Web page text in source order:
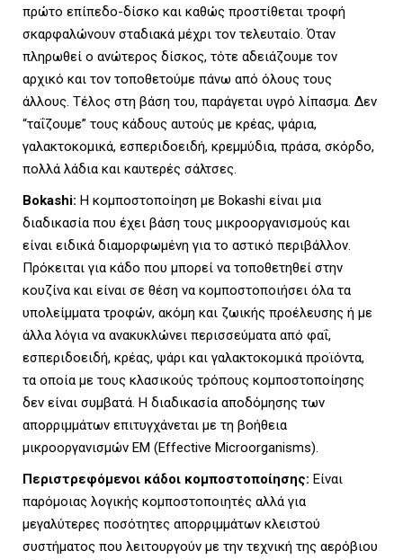
πρώτο επίπεδο-δίσκο και καθώς προστίθεται τροφή
σκαρφαλώνουν σταδιακά μέχρι τον τελευταίο. Όταν
πληρωθεί ο ανώτερος δίσκος, τότε αδειάζουμε τον
αρχικό και τον τοποθετούμε πάνω από όλους τους
άλλους. Τέλος στη βάση του, παράγεται υγρό λίπασμα. Δεν
“ταΐζουμε” τους κάδους αυτούς με κρέας, ψάρια,
γαλακτοκομικά, εσπεριδοειδή, κρεμμύδια, πράσα, σκόρδο,
πολλά λάδια και καυτερές σάλτσες.
Bokashi: Η κομποστοποίηση με Bokashi είναι μια
διαδικασία που έχει βάση τους μικροοργανισμούς και
είναι ειδικά διαμορφωμένη για το αστικό περιβάλλον.
Πρόκειται για κάδο που μπορεί να τοποθετηθεί στην
κουζίνα και είναι σε θέση να κομποστοποιήσει όλα τα
υπολείμματα τροφών, ακόμη και ζωικής προέλευσης ή με
άλλα λόγια να ανακυκλώνει περισσεύματα από φαΐ,
εσπεριδοειδή, κρέας, ψάρι και γαλακτοκομικά προϊόντα,
τα οποία με τους κλασικούς τρόπους κομποστοποίησης
δεν είναι συμβατά. Η διαδικασία αποδόμησης των
απορριμμάτων επιτυγχάνεται με τη βοήθεια
μικροοργανισμών ΕΜ (Effective Microorganisms).
Περιστρεφόμενοι κάδοι κομποστοποίησης: Είναι
παρόμοιας λογικής κομποστοποιητές αλλά για
μεγαλύτερες ποσότητες απορριμμάτων κλειστού
συστήματος που λειτουργούν με την τεχνική της αερόβιου